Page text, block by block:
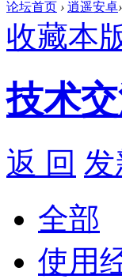
论坛首页 › 逍遥安卓›
收藏本
技术
返 回 发
全部
使用